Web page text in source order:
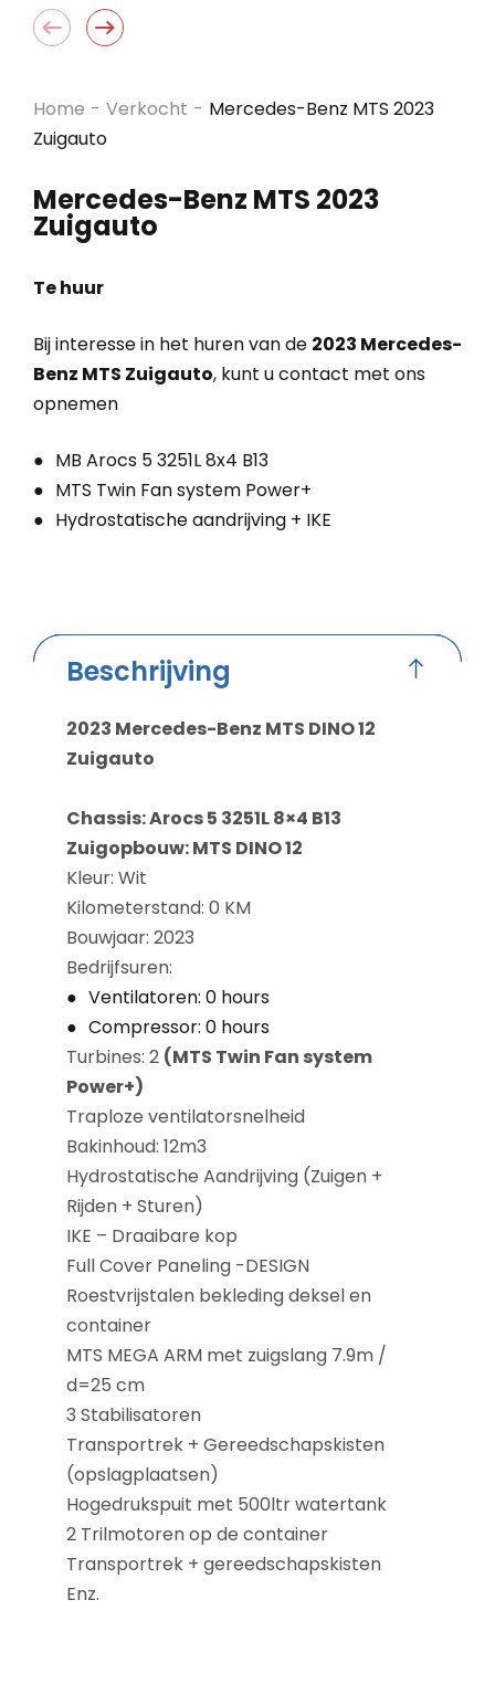
Home - Verkocht - Mercedes-Benz MTS 2023
Zuigauto
Mercedes-Benz MTS 2023
Zuigauto
Te huur
Bij interesse in het huren van de 2023 Mercedes-
Benz MTS Zuigauto, kunt u contact met ons
opnemen
MB Arocs 5 3251L 8x4 B13
MTS Twin Fan system Power+
Hydrostatische aandrijving + IKE
Beschrijving
2023 Mercedes-Benz MTS DINO 12
Zuigauto
Chassis: Arocs 5 3251L 8×4 B13
Zuigopbouw: MTS DINO 12
Kleur: Wit
Kilometerstand: 0 KM
Bouwjaar: 2023
Bedrijfsuren:
Ventilatoren: 0 hours
Compressor: 0 hours
Turbines: 2 (MTS Twin Fan system
Power+)
Traploze ventilatorsnelheid
Bakinhoud: 12m3
Hydrostatische Aandrijving (Zuigen +
Rijden + Sturen)
IKE – Draaibare kop
Full Cover Paneling -DESIGN
Roestvrijstalen bekleding deksel en
container
MTS MEGA ARM met zuigslang 7.9m /
d=25 cm
3 Stabilisatoren
Transportrek + Gereedschapskisten
(opslagplaatsen)
Hogedrukspuit met 500ltr watertank
2 Trilmotoren op de container
Transportrek + gereedschapskisten
Enz.